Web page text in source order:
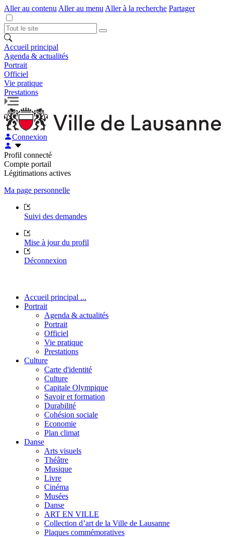
Aller au contenu Aller au menu Aller à la recherche Partager
Accueil principal
Agenda & actualités
Portrait
Officiel
Vie pratique
Prestations
Connexion
Profil connecté
Compte portail
Légitimations actives
Ma page personnelle
Suivi des demandes
Mise à jour du profil
Déconnexion
Accueil principal ...
Portrait
Agenda & actualités
Portrait
Officiel
Vie pratique
Prestations
Culture
Carte d'identité
Culture
Capitale Olympique
Savoir et formation
Durabilité
Cohésion sociale
Economie
Plan climat
Danse
Arts visuels
Théâtre
Musique
Livre
Cinéma
Musées
Danse
ART EN VILLE
Collection d’art de la Ville de Lausanne
Plaques commémoratives